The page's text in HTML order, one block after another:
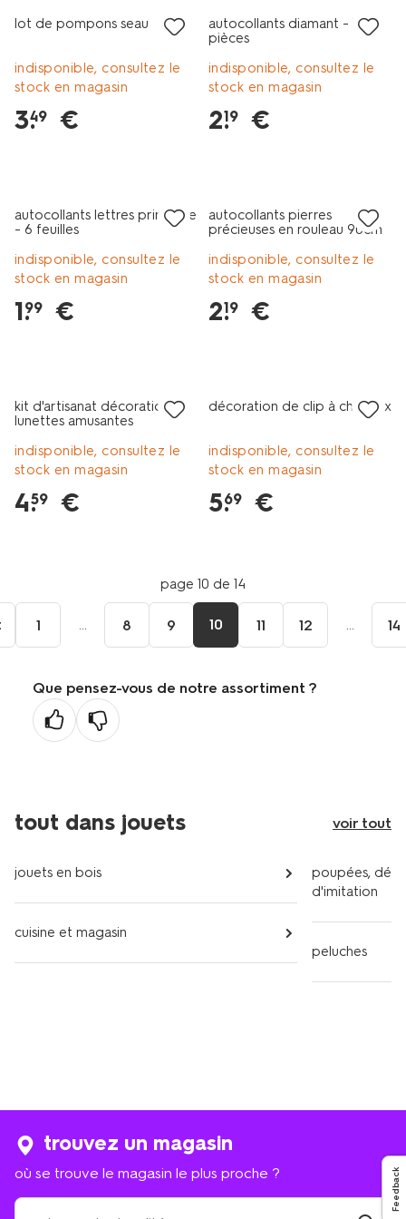
lot de pompons seau
indisponible, consultez le
stock en magasin
3.
49 €
autocollants diamant - 119
pièces
indisponible, consultez le
stock en magasin
2.
19 €
autocollants lettres princesse
- 6 feuilles
indisponible, consultez le
stock en magasin
1.
99 €
autocollants pierres
précieuses en rouleau 90cm
indisponible, consultez le
stock en magasin
2.
19 €
kit d'artisanat décoration
lunettes amusantes
indisponible, consultez le
stock en magasin
4.
59 €
décoration de clip à cheveux
indisponible, consultez le
stock en magasin
5.
69 €
page 10 de 14
1 ... 8 9 10 11 12 ... 14
Que pensez-vous de notre assortiment ?
tout dans jouets voir tout
jouets en bois
cuisine et magasin
poupées,
d'imitation
peluches
trouvez un magasin
où se trouve le magasin le plus proche ?
où
Feedback